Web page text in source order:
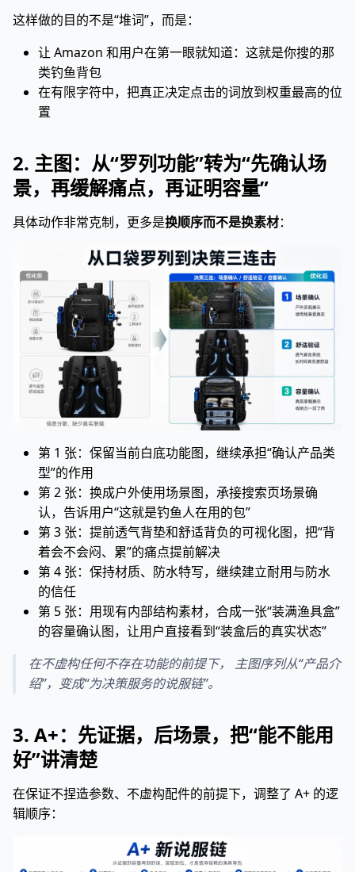
这样做的目的不是“堆词”，而是：
让 Amazon 和用户在第一眼就知道：这就是你搜的那
类钓鱼背包
在有限字符中，把真正决定点击的词放到权重最高的位
置
2. 主图：从“罗列功能”转为“先确认场
景，再缓解痛点，再证明容量”
具体动作非常克制，更多是换顺序而不是换素材：
第 1 张：保留当前白底功能图，继续承担“确认产品类
型”的作用
第 2 张：换成户外使用场景图，承接搜索页场景确
认，告诉用户“这就是钓鱼人在用的包”
第 3 张：提前透气背垫和舒适背负的可视化图，把“背
着会不会闷、累”的痛点提前解决
第 4 张：保持材质、防水特写，继续建立耐用与防水
的信任
第 5 张：用现有内部结构素材，合成一张“装满渔具盒”
的容量确认图，让用户直接看到“装盒后的真实状态”
在不虚构任何不存在功能的前提下， 主图序列从“产品介
绍”，变成“为决策服务的说服链”。
3. A+：先证据，后场景，把“能不能用
好”讲清楚
在保证不捏造参数、不虚构配件的前提下，调整了 A+ 的逻
辑顺序：